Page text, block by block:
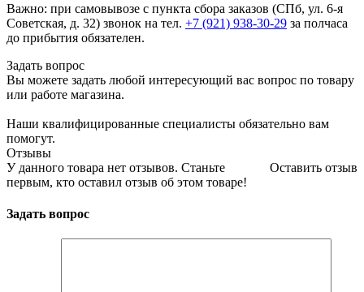
Важно: при самовывозе с пункта сборa заказов (СПб, ул. 6-я
Советская, д. 32) звонок на тел. +7 (921) 938-30-29 за полчаса
до прибытия обязателен.
Задать вопрос
Вы можете задать любой интересующий вас вопрос по товару
или работе магазина.
Наши квалифицированные специалисты обязательно вам
помогут.
Отзывы
Оставить отзыв
У данного товара нет отзывов. Станьте
первым, кто оставил отзыв об этом товаре!
Задать вопрос